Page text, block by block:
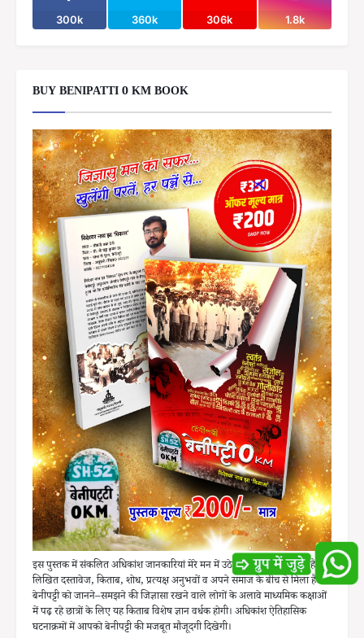
300k 360k 306k 1.8k
BUY BENIPATTI 0 KM BOOK
इस पुस्तक में संकलित अधिकांश जानकारियां मेरे मन में उठे सवालों का वह जवाब है, जो
लिखित दस्तावेज, किताब, शोध, प्रत्यक्ष अनुभवों व अपने समाज के बीच से मिला है।
बेनीपट्टी को जानने–समझने की जिज्ञासा रखने वाले लोगों के अलावे माध्यमिक कक्षाओं
में पढ़ रहे छात्रों के लिए यह किताब विशेष ज्ञान वर्धक होगी। अधिकांश ऐतिहासिक
घटनाक्रमों में आपको बेनीपट्टी की मजबूत मौजूदगी दिखेगी।